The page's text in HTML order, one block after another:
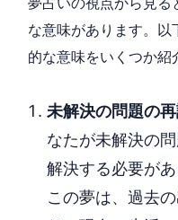
な意味があります。
的な意味をいくつか紹
未解決の問題の
なたが未解決の
解決する必要が
この夢は、過去